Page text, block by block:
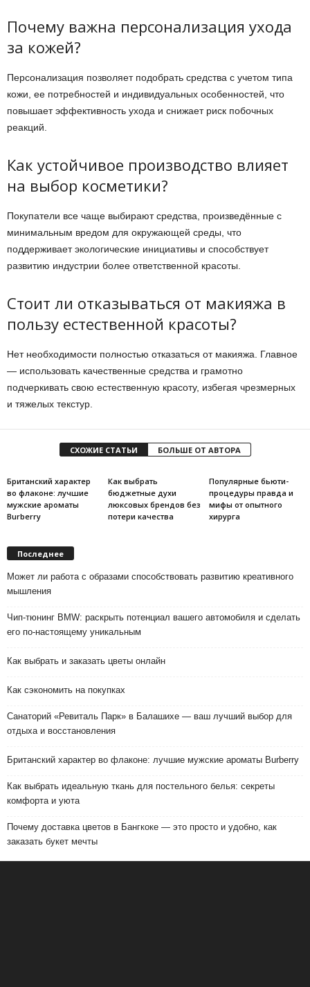
Почему важна персонализация ухода
за кожей?
Персонализация позволяет подобрать средства с учетом типа
кожи, ее потребностей и индивидуальных особенностей, что
повышает эффективность ухода и снижает риск побочных
реакций.
Как устойчивое производство влияет
на выбор косметики?
Покупатели все чаще выбирают средства, произведённые с
минимальным вредом для окружающей среды, что
поддерживает экологические инициативы и способствует
развитию индустрии более ответственной красоты.
Стоит ли отказываться от макияжа в
пользу естественной красоты?
Нет необходимости полностью отказаться от макияжа. Главное
— использовать качественные средства и грамотно
подчеркивать свою естественную красоту, избегая чрезмерных
и тяжелых текстур.
СХОЖИЕ СТАТЬИ БОЛЬШЕ ОТ АВТОРА
Британский характер
во флаконе: лучшие
мужские ароматы
Burberry
Как выбрать
бюджетные духи
люксовых брендов без
потери качества
Популярные бьюти-
процедуры правда и
мифы от опытного
хирурга
Последнее
Может ли работа с образами способствовать развитию креативного
мышления
Чип-тюнинг BMW: раскрыть потенциал вашего автомобиля и сделать
его по-настоящему уникальным
Как выбрать и заказать цветы онлайн
Как сэкономить на покупках
Санаторий «Ревиталь Парк» в Балашихе — ваш лучший выбор для
отдыха и восстановления
Британский характер во флаконе: лучшие мужские ароматы Burberry
Как выбрать идеальную ткань для постельного белья: секреты
комфорта и уюта
Почему доставка цветов в Бангкоке — это просто и удобно, как
заказать букет мечты